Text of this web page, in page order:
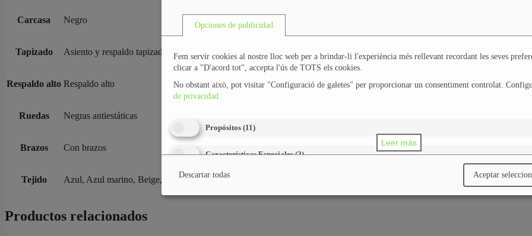
Carcasa Negro
Tapizado Asiento y respaldo tapizados
Respaldo alto Respaldo alto
Ruedas Negras antiestáticas
Brazos Con brazos
Tejido Azul, Azul marino, Beige, Blanco, Gris, Marrón, Morado, Naranja, Negro, Verde
Productos relacionados
Opciones de publicidad
Fem servir cookies al nostre lloc web per a brindar-li l'experiència més rellevant recordant les seves
clicar a "D'acord tot", accepta l'ús de TOTS els cookies.
No obstant això, pot visitar "Configuració de galetes" per proporcionar un consentiment controlat.
de privacidad
Propósitos (11)
Características Especiales (2)
Características
Leer más
Descartar todas Aceptar